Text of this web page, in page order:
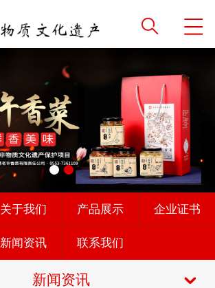
关于我们 产品展示 企业证书
新闻资讯 联系我们
新闻资讯